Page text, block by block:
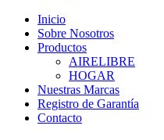
Inicio
Sobre Nosotros
Productos
AIRELIBRE
HOGAR
Nuestras Marcas
Registro de Garantía
Contacto